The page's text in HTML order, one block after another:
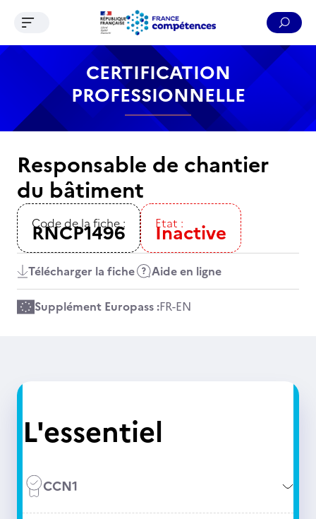
Contenu Recherche Menu Pied de page
Ouvrir le menu de navigation
CERTIFICATION
PROFESSIONNELLE
Responsable de chantier
du bâtiment
Code de la fiche :
RNCP1496 Etat :
Inactive
Télécharger la fiche Aide en ligne
Supplément Europass :FR-EN
L'essentiel
CCN1